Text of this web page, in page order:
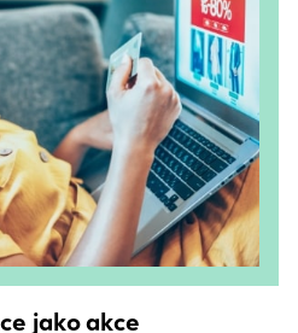
jako akce